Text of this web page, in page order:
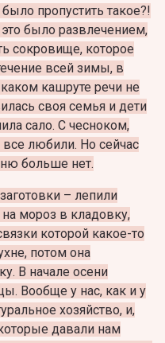
пропустить такое?!
было развлечением,
сокровище, которое
всей зимы, в
кашруте речи не
своя семья и дети
сало. С чесноком,
любили. Но сейчас
больше нет.
– лепили
мороз в кладовку,
которой какое-то
потом она
В начале осени
Вообще у нас, как и у
хозяйство, и,
давали нам